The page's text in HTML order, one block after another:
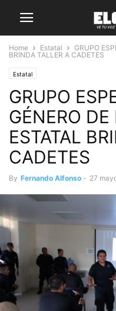
Home Estatal
GRUPO
BRINDA TALLER A CADETES
Estatal
GRUPO
GÉNERO
ESTATAL
CADETES
By Fernando Alfonso - 27